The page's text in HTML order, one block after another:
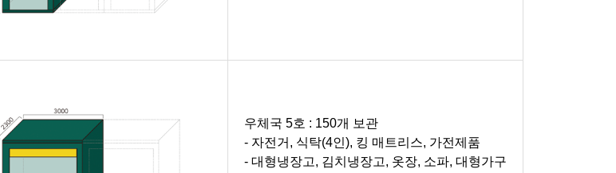
우체국 5호 : 150개 보관
- 자전거, 식탁(4인), 킹 매트리스, 가전제품
- 대형냉장고, 김치냉장고, 옷장, 소파, 대형가구